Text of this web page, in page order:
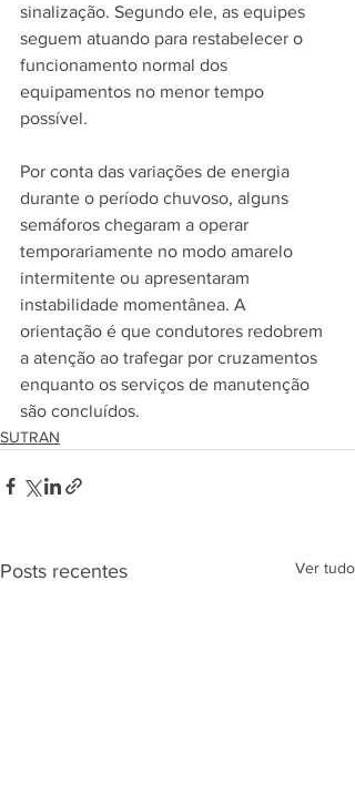
sinalização. Segundo ele, as equipes
seguem atuando para restabelecer o
funcionamento normal dos
equipamentos no menor tempo
possível.
Por conta das variações de energia
durante o período chuvoso, alguns
semáforos chegaram a operar
temporariamente no modo amarelo
intermitente ou apresentaram
instabilidade momentânea. A
orientação é que condutores redobrem
a atenção ao trafegar por cruzamentos
enquanto os serviços de manutenção
são concluídos.
SUTRAN
Posts recentes Ver tudo